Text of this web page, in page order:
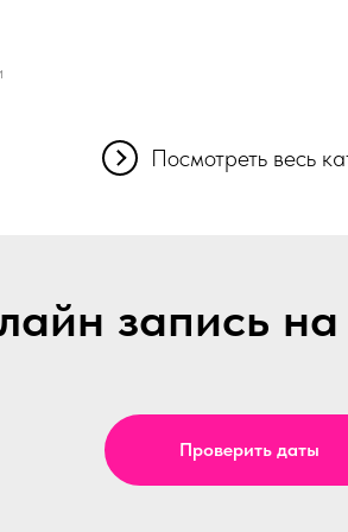
Посмотреть весь
запись
Проверить даты